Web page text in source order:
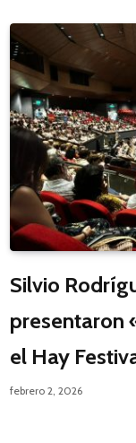
Silvio
presentaron
el Hay
febrero 2, 2026